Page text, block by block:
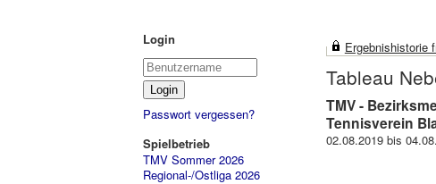
Login
Passwort vergessen?
Spielbetrieb
TMV Sommer 2026
Regional-/Ostliga 2026
Ergebnishistorie
Tableau
TMV -
Tennisverein
02.08.2019 bis